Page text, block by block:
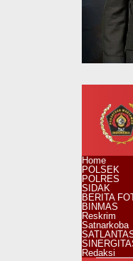
Home
POLSEK
POLRES
SIDAK
BERITA
BINMAS
Reskrim
Satnarkoba
Redaksi